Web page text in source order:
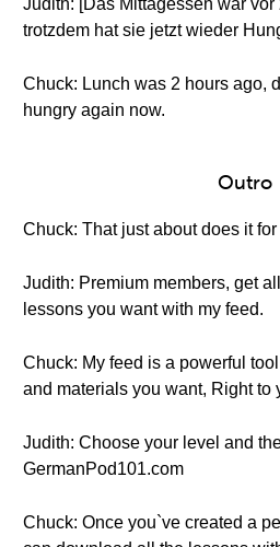
Judith: [Das Mittagessen war vor
trotzdem hat sie jetzt wieder
Chuck: Lunch was 2 hours ago,
hungry again now.
Outro
Chuck: That just about does it for
Judith: Premium members, get
lessons you want with my feed.
Chuck: My feed is a powerful
and materials you want, Right to
Judith: Choose your level and
GermanPod101.com
Chuck: Once you`ve created a